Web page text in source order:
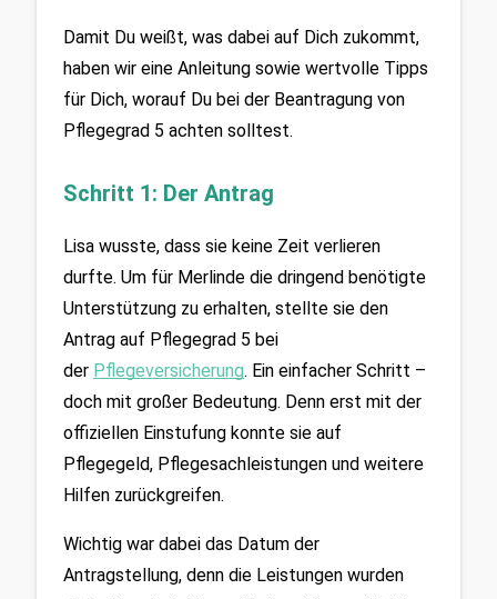
Damit Du weißt, was dabei auf Dich zukommt,
haben wir eine Anleitung sowie wertvolle Tipps
für Dich, worauf Du bei der Beantragung von
Pflegegrad 5 achten solltest.
Schritt 1: Der Antrag
Lisa wusste, dass sie keine Zeit verlieren
durfte. Um für Merlinde die dringend benötigte
Unterstützung zu erhalten, stellte sie den
Antrag auf Pflegegrad 5 bei
der Pflegeversicherung. Ein einfacher Schritt –
doch mit großer Bedeutung. Denn erst mit der
offiziellen Einstufung konnte sie auf
Pflegegeld, Pflegesachleistungen und weitere
Hilfen zurückgreifen.
Wichtig war dabei das Datum der
Antragstellung, denn die Leistungen wurden